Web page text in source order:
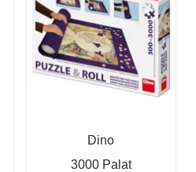
Dino
3000 Palat